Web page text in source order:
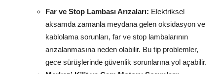
Far ve Stop Lambası Arızaları: Elektriksel
aksamda zamanla meydana gelen oksidasyon ve
kablolama sorunları, far ve stop lambalarının
arızalanmasına neden olabilir. Bu tip problemler,
gece sürüşlerinde güvenlik sorunlarına yol açabilir.